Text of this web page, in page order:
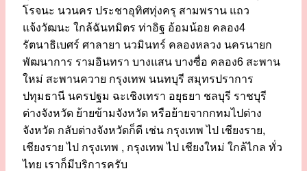
โรจนะ นวนคร ประชาอุทิศทุ่งครุ สามพราน แถว
แจ้งวัฒนะ ใกล้ฉันทมิตร ท่าอิฐ อ้อมน้อย คลอง4
รัตนาธิเบศร์ ศาลายา นวมินทร์ คลองหลวง นครนายก
พัฒนาการ รามอินทรา บางแสน บางซื่อ คลอง6 สะพาน
ใหม่ สะพานควาย กรุงเทพ นนทบุรี สมุทรปราการ
ปทุมธานี นครปฐม ฉะเชิงเทรา อยุธยา ชลบุรี ราชบุรี
ต่างจังหวัด ย้ายข้ามจังหวัด หรือย้ายจากกทมไปต่าง
จังหวัด กลับต่างจังหวัดก็ดี เช่น กรุงเทพ ไป เชียงราย,
เชียงราย ไป กรุงเทพ , กรุงเทพ ไป เชียงใหม่ ใกล้ไกล ทั่ว
ไทย เราก็มีบริการครับ